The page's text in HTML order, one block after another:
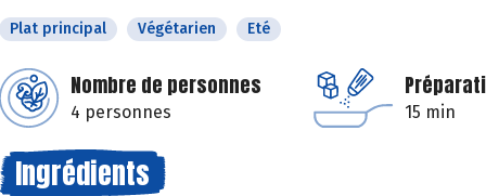
Plat principal Végétarien Eté
Nombre de personnes
4 personnes 15 min
Ingrédients